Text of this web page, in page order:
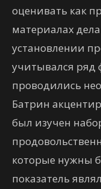
оценивать как
материалах
установлении
учитывался ряд
проводились
Батрин
был изучен
которые нужны
показатель